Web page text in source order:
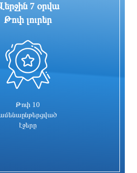
նոր
Իսրայելն արձագանքել է Թուրքիայի
7 օրվա
Թոփ լուրեր
Թոփ 10
էջերը